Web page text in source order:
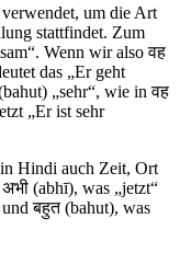
um die Art
stattfindet. Zum
Wenn wir also वह
das „Er geht
„sehr“, wie in वह
„Er ist sehr
Hindi auch Zeit, Ort
(abhī), was „jetzt“
und बहुत (bahut), was